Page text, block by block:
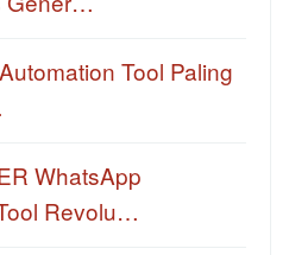
Tool Paling
WhatsApp
Revolu…